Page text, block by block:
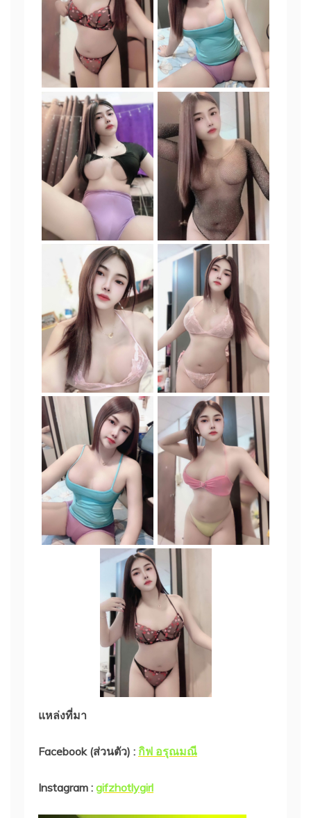
แหล่งที่มา
Facebook (ส่วนตัว) : กิฟ อรุณมณี
Instagram : gifzhotlygirl